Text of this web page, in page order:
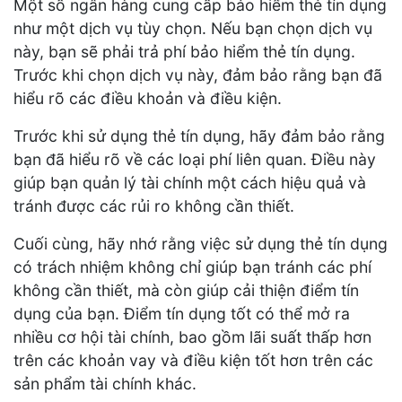
Một số ngân hàng cung cấp bảo hiểm thẻ tín dụng
như một dịch vụ tùy chọn. Nếu bạn chọn dịch vụ
này, bạn sẽ phải trả phí bảo hiểm thẻ tín dụng.
Trước khi chọn dịch vụ này, đảm bảo rằng bạn đã
hiểu rõ các điều khoản và điều kiện.
Trước khi sử dụng thẻ tín dụng, hãy đảm bảo rằng
bạn đã hiểu rõ về các loại phí liên quan. Điều này
giúp bạn quản lý tài chính một cách hiệu quả và
tránh được các rủi ro không cần thiết.
Cuối cùng, hãy nhớ rằng việc sử dụng thẻ tín dụng
có trách nhiệm không chỉ giúp bạn tránh các phí
không cần thiết, mà còn giúp cải thiện điểm tín
dụng của bạn. Điểm tín dụng tốt có thể mở ra
nhiều cơ hội tài chính, bao gồm lãi suất thấp hơn
trên các khoản vay và điều kiện tốt hơn trên các
sản phẩm tài chính khác.